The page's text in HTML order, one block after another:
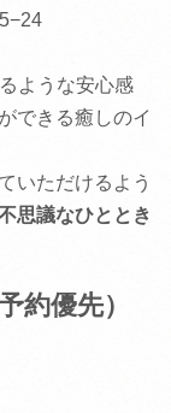
ような安心感
できる癒しのイ
いただけるよう
思議なひととき
約優先）